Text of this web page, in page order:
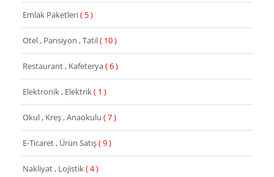
Emlak Paketleri( 5 )
Otel , Pansiyon , Tatil( 10 )
Restaurant , Kafeterya( 6 )
Elektronik , Elektrik( 1 )
Okul , Kreş , Anaokulu ( 7 )
E-Ticaret , Ürün Satış( 9 )
Nakliyat , Lojistik( 4 )